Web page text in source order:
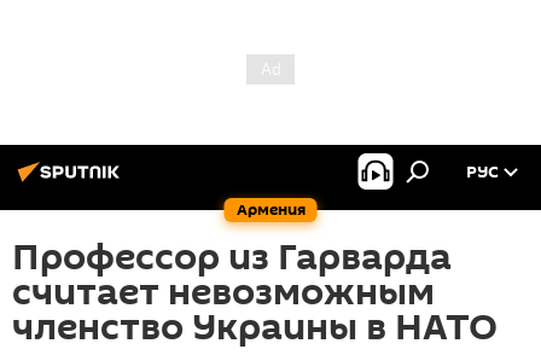
Армения
РУС
Профессор из Гарварда
считает невозможным
членство Украины в НАТО